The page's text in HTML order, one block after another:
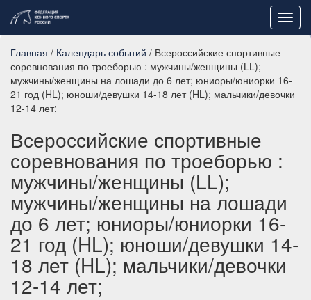
Главная / Календарь событий / Всероссийские спортивные
соревнования по троеборью : мужчины/женщины (LL);
мужчины/женщины на лошади до 6 лет; юниоры/юниорки 16-
21 год (HL); юноши/девушки 14-18 лет (HL); мальчики/девочки
12-14 лет;
Всероссийские спортивные
соревнования по троеборью :
мужчины/женщины (LL);
мужчины/женщины на лошади
до 6 лет; юниоры/юниорки 16-
21 год (HL); юноши/девушки 14-
18 лет (HL); мальчики/девочки
12-14 лет;